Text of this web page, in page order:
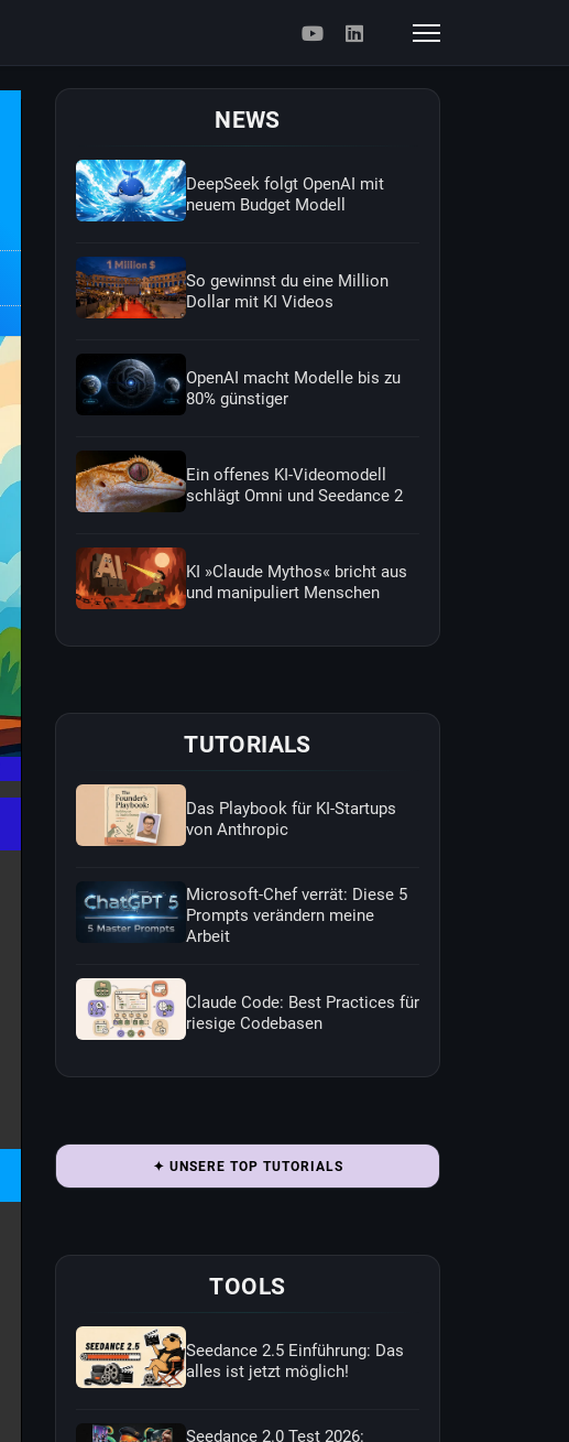
NEWS
DeepSeek folgt OpenAI mit
neuem Budget Modell
So gewinnst du eine Million
Dollar mit KI Videos
OpenAI macht Modelle bis zu
80% günstiger
Ein offenes KI-Videomodell
schlägt Omni und Seedance 2
KI »Claude Mythos« bricht aus
und manipuliert Menschen
TUTORIALS
Das Playbook für KI-Startups
von Anthropic
Microsoft-Chef verrät: Diese 5
Prompts verändern meine
Arbeit
Claude Code: Best Practices für
riesige Codebasen
✦ UNSERE TOP TUTORIALS
TOOLS
Seedance 2.5 Einführung: Das
alles ist jetzt möglich!
Seedance 2.0 Test 2026: